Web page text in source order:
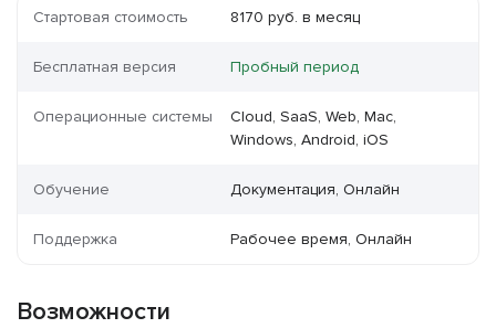
Стартовая стоимость 8170 руб. в месяц
Бесплатная версия Пробный период
Операционные системы
Cloud, SaaS, Web, Mac,
Windows, Android, iOS
Обучение Документация, Онлайн
Поддержка Рабочее время, Онлайн
Возможности